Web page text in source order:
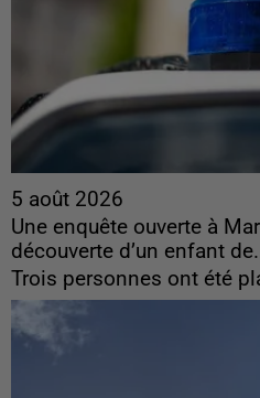
5 août 2026
Une enquête ouverte à
découverte d’un enfant
Trois personnes ont été